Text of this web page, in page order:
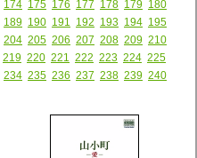
174 175 176 177 178 179 180
189 190 191 192 193 194 195
204 205 206 207 208 209 210
219 220 221 222 223 224 225
234 235 236 237 238 239 240